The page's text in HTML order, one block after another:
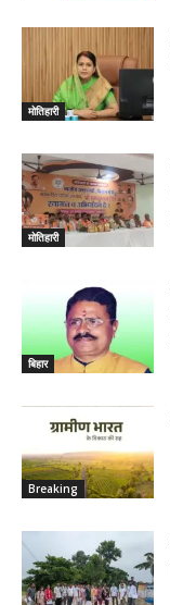
मोतिहारी
मोतिहारी
बिहार
Breaking